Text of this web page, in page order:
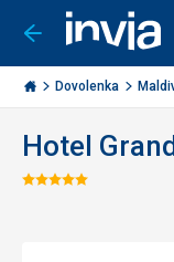
Ísť
späť
Invia.sk
Dovolenka
Hotel
Hodnotenie: